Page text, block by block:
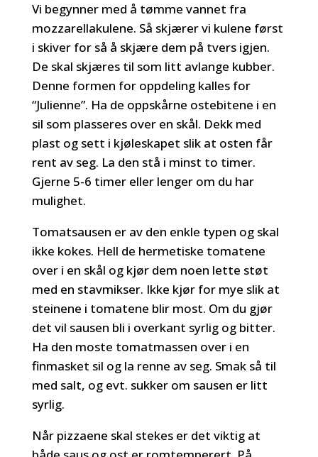
Vi begynner med å tømme vannet fra
mozzarellakulene. Så skjærer vi kulene først
i skiver for så å skjære dem på tvers igjen.
De skal skjæres til som litt avlange kubber.
Denne formen for oppdeling kalles for
“Julienne”. Ha de oppskårne ostebitene i en
sil som plasseres over en skål. Dekk med
plast og sett i kjøleskapet slik at osten får
rent av seg. La den stå i minst to timer.
Gjerne 5-6 timer eller lenger om du har
mulighet.
Tomatsausen er av den enkle typen og skal
ikke kokes. Hell de hermetiske tomatene
over i en skål og kjør dem noen lette støt
med en stavmikser. Ikke kjør for mye slik at
steinene i tomatene blir most. Om du gjør
det vil sausen bli i overkant syrlig og bitter.
Ha den moste tomatmassen over i en
finmasket sil og la renne av seg. Smak så til
med salt, og evt. sukker om sausen er litt
syrlig.
Når pizzaene skal stekes er det viktig at